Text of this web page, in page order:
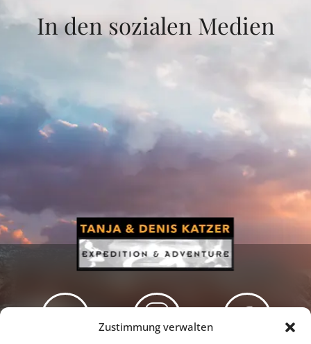
Zustimmung verwalten
In den sozialen Medien